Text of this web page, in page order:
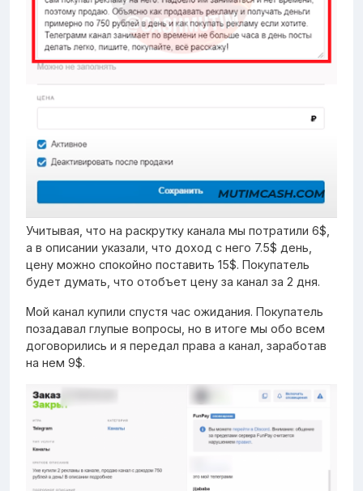
Учитывая, что на раскрутку канала мы потратили 6$,
а в описании указали, что доход с него 7.5$ день,
цену можно спокойно поставить 15$. Покупатель
будет думать, что отобъет цену за канал за 2 дня.
Мой канал купили спустя час ожидания. Покупатель
позадавал глупые вопросы, но в итоге мы обо всем
договорились и я передал права а канал, заработав
на нем 9$.